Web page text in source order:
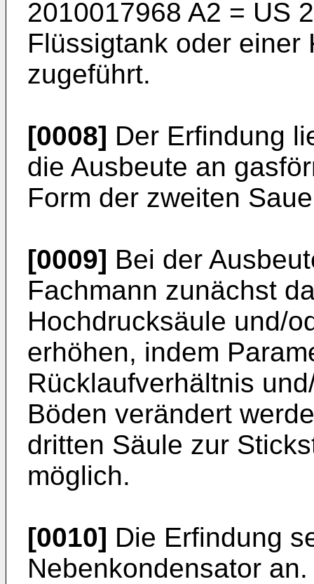
2010017968 A2 = US
Flüssigtank oder einer
zugeführt.
[0008] Der Erfindung
die Ausbeute an
Form der zweiten
[0009] Bei der
Fachmann zunächst
Hochdrucksäule und/
erhöhen, indem
Rücklaufverhältnis
Böden verändert
dritten Säule zur
möglich.
[0010] Die Erfindung
Nebenkondensator an.